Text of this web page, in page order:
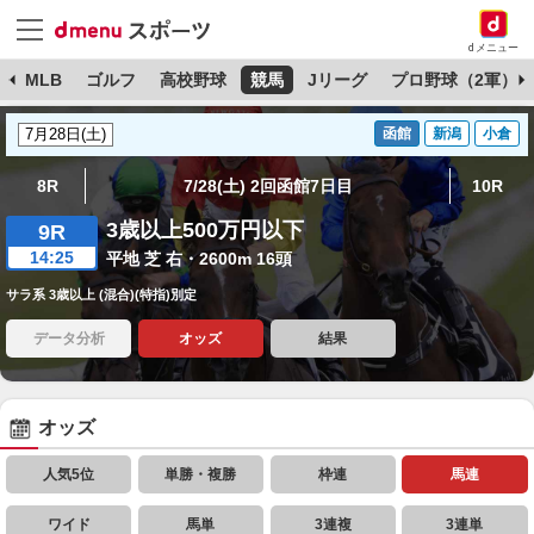
dメニュー
MLB ゴルフ 高校野球 競馬 Jリーグ プロ野球（2軍）
函館 新潟 小倉
8R 7/28(土) 2回函館7日目 10R
9R
14:25
3歳以上500万円以下
平地 芝 右・2600m 16頭
サラ系 3歳以上 (混合)(特指)別定
データ分析 オッズ 結果
オッズ
人気5位 単勝・複勝 枠連 馬連
ワイド 馬単 3連複 3連単